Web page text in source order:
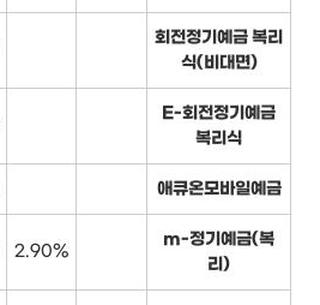
회전정기예금 복리
식(비대면)
E-회전정기예금
복리식
애큐온모바일예금
2.90%
m-정기예금(복
리)